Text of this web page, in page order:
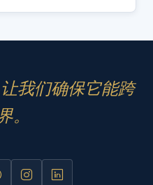
我们确保它能跨
。